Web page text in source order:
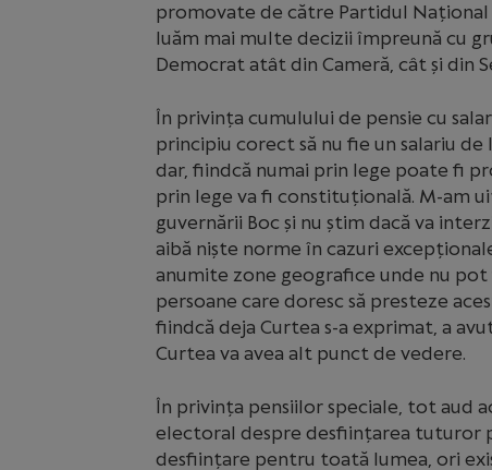
promovate de către Partidul Național
luăm mai multe decizii împreună cu
Democrat atât din Cameră, cât și din
În privința cumulului de pensie cu
principiu corect să nu fie un salariu
dar, fiindcă numai prin lege poate fi
prin lege va fi constituțională. M-am
guvernării Boc și nu știm dacă va
aibă niște norme în cazuri
anumite zone geografice unde nu
persoane care doresc să presteze
fiindcă deja Curtea s-a exprimat, a
Curtea va avea alt punct de vedere.
În privința pensiilor speciale, tot aud
electoral despre desființarea tuturor
desființare pentru toată lumea, ori